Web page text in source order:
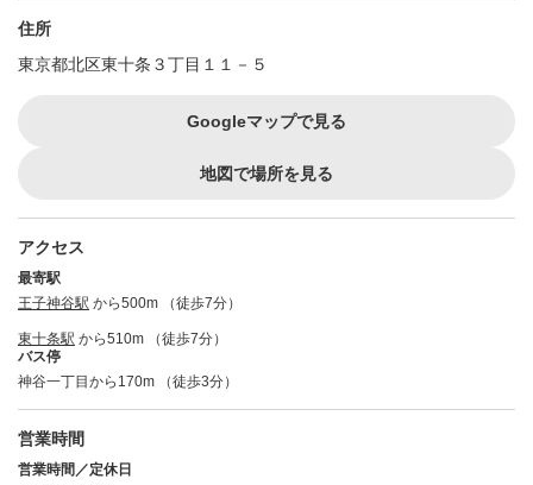
住所
東京都北区東十条３丁目１１－５
Googleマップで見る
地図で場所を見る
アクセス
最寄駅
王子神谷駅 から500m （徒歩7分）
東十条駅 から510m （徒歩7分）
バス停
神谷一丁目から170m （徒歩3分）
営業時間
営業時間／定休日